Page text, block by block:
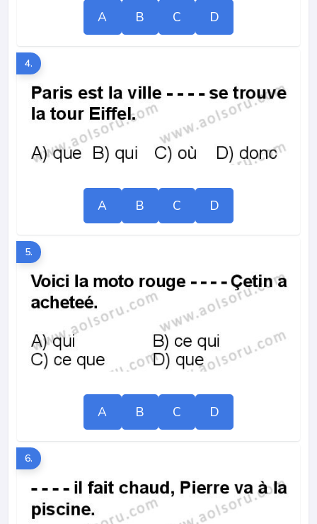
A B C D
4.
A B C D
5.
A B C D
6.